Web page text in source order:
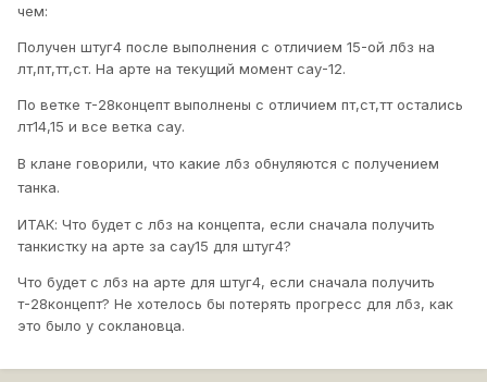
чем:
Получен штуг4 после выполнения с отличием 15-ой лбз на
лт,пт,тт,ст. На арте на текущий момент сау-12.
По ветке т-28концепт выполнены с отличием пт,ст,тт остались
лт14,15 и все ветка сау.
В клане говорили, что какие лбз обнуляются с получением
танка.
ИТАК: Что будет с лбз на концепта, если сначала получить
танкистку на арте за сау15 для штуг4?
Что будет с лбз на арте для штуг4, если сначала получить
т-28концепт? Не хотелось бы потерять прогресс для лбз, как
это было у соклановца.